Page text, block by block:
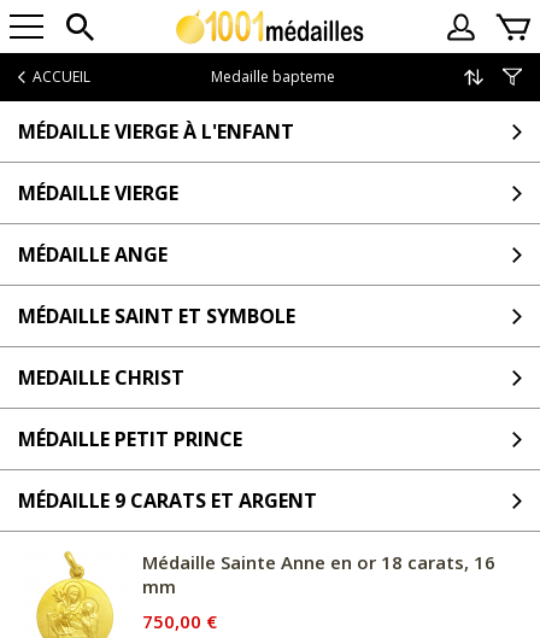
ACCUEIL Medaille bapteme
MÉDAILLE VIERGE À L'ENFANT
MÉDAILLE VIERGE
MÉDAILLE ANGE
MÉDAILLE SAINT ET SYMBOLE
MEDAILLE CHRIST
MÉDAILLE PETIT PRINCE
MÉDAILLE 9 CARATS ET ARGENT
Médaille Sainte Anne en or 18 carats, 16
mm
750,00 €